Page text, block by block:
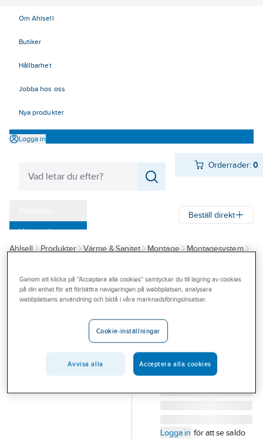
Om Ahlsell
Butiker
Hållbarhet
Jobba hos oss
Nya produkter
Logga in
Orderrader:0
Varumärken
Kampanjer
Branscher
Beställ direkt
Ahlsell Produkter Värme & Sanitet Montage
Montagesystem
Pendelfästen och konsoler med L-profil
Z-JÄRN FFZV TYP
JIRVA***
Artikelnummer:
Logga in för att se saldo
Genom att klicka på "Acceptera alla cookies" samtycker du till lagring av cookies
på din enhet för att förbättra navigeringen på webbplatsen, analysera
webbplatsens användning och bistå i våra marknadsföringsinsatser.
Cookie-inställningar
Avvisa alla Acceptera alla cookies